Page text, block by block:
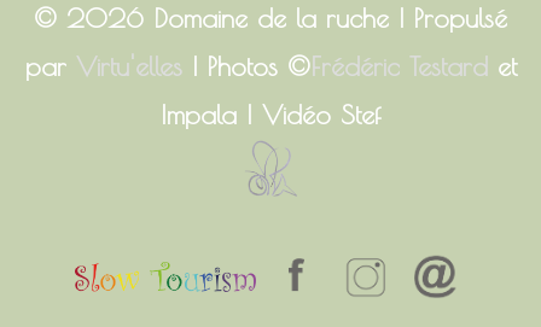
© 2026 Domaine de la ruche | Propulsé
par Virtu'elles| Photos ©Frédéric Testardet
Impala | Vidéo Stef